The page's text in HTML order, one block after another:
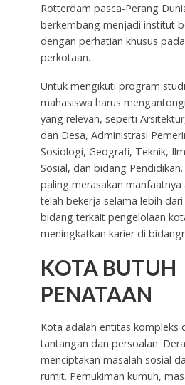
Rotterdam pasca-Perang
berkembang menjadi institut
dengan perhatian khusus
perkotaan.
Untuk mengikuti program
mahasiswa harus
yang relevan, seperti
dan Desa, Administrasi
Sosiologi, Geografi, Teknik,
Sosial, dan bidang
paling merasakan
telah bekerja selama lebih
bidang terkait pengelolaan
meningkatkan karier di
KOTA BUTUH
PENATAAN
Kota adalah entitas kompleks
tantangan dan persoalan.
menciptakan masalah sosial
rumit. Pemukiman kumuh,